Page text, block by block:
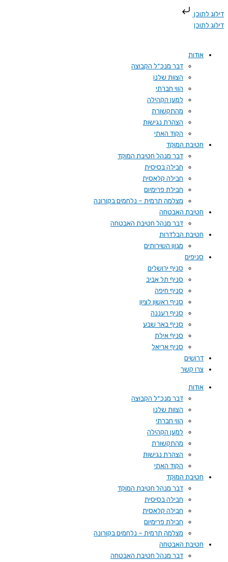
דילוג לתוכן
דילוג לתוכן
אודות
דבר מנכ״ל הקבוצה
הצוות שלנו
הווי חברתי
למען הקהילה
מהתקשורת
הצהרת נגישות
הקוד האתי
חטיבת המוקד
דבר מנהל חטיבת המוקד
חבילה בסיסית
חבילה קלאסית
חבילת פרימיום
מצלמה תרמית – נלחמים בקורונה
חטיבת האבטחה
דבר מנהל חטיבת האבטחה
חטיבת הבלדרות
מגוון השירותים
סניפים
סניף ירושלים
סניף תל אביב
סניף חיפה
סניף ראשון לציון
סניף רעננה
סניף באר שבע
סניף אילת
סניף אריאל
דרושים
צרו קשר
אודות
דבר מנכ״ל הקבוצה
הצוות שלנו
הווי חברתי
למען הקהילה
מהתקשורת
הצהרת נגישות
הקוד האתי
חטיבת המוקד
דבר מנהל חטיבת המוקד
חבילה בסיסית
חבילה קלאסית
חבילת פרימיום
מצלמה תרמית – נלחמים בקורונה
חטיבת האבטחה
דבר מנהל חטיבת האבטחה